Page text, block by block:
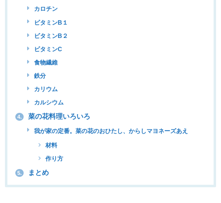
カロチン
ビタミンB１
ビタミンB２
ビタミンC
食物繊維
鉄分
カリウム
カルシウム
4. 菜の花料理いろいろ
我が家の定番。菜の花のおひたし、からしマヨネーズあえ
材料
作り方
5. まとめ